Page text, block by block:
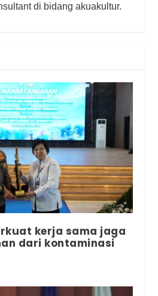
di bidang akuakultur.
kerja sama jaga
dari kontaminasi